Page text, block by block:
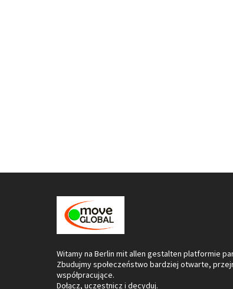
Witamy na Berlin mit allen gestalten platformie
Zbudujmy społeczeństwo bardziej otwarte,
współpracujące.
Dołącz, uczestnicz i decyduj.